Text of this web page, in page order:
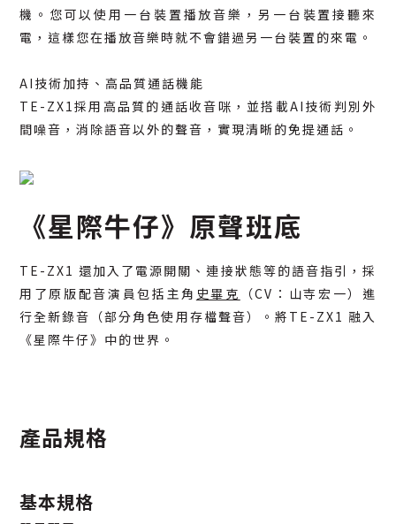
機。您可以使用一台裝置播放音樂，另一台裝置接聽來
電，這樣您在播放音樂時就不會錯過另一台裝置的來電。
AI技術加持、高品質通話機能
TE-ZX1採用高品質的通話收音咪，並搭載AI技術判別外
間噪音，消除語音以外的聲音，實現清晰的免提通話。
《星際牛仔》原聲班底
TE-ZX1 還加入了電源開關、連接狀態等的語音指引，採
用了原版配音演員包括主角 史畢克
（CV：山寺宏一）進
行全新錄音（部分角色使用存檔聲音）。將TE-ZX1 融入
《星際牛仔》中的世界。
產品規格
基本規格